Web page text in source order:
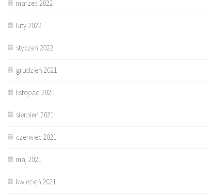
marzec 2022
luty 2022
styczeń 2022
grudzień 2021
listopad 2021
sierpień 2021
czerwiec 2021
maj 2021
kwiecień 2021